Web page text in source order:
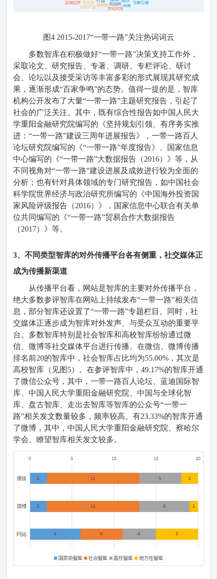
图4201 5-2017“一带一路”关注热词词云
多数智库在积极做好“一带一路”决策支持工作外，
采取论文 、研究报告 、专著 、调研、专栏评论、研讨
会 、论坛以及接受采访等丰富多彩的形式展现其研究成
果，逐渐形成“百家争鸣”的态势。值得一提的是， 智库
机构公开发布了大量“一带一路”主题研究报告， 引起了
社会的广泛关注。其中，既有综合性报告如中国 人民大
学重阳金融研究院编写的 《坚持规划引领、有序务实推
进：“一带一路”建设三周年进展报告》，一带一路百人
论坛研究院编写的《“一带一路”年度报告》、国家信息
中心编写的《“一带一路”大数据报告（2016） 》等，从
不同视角对“一带一路”建设进展及成效进行较为全面的
分析；也有针对具体领域的专门研究报告 ，如中国社会
科学院世界经济与政治研究所编写的《中国海外投资国
家风险评级报告（2016） 》，国家信息中心联合有关单
位共同编写的《“一带一路”贸易合作大数据报告
（2017） 》等。
3、不同类型智库的对外传播平台各有侧重 ，社交媒体正
成为传播新渠道
从传播平台看， 网站是智库的主要对外传播平台 ，
绝大多数参评智库在网站上持续发布“一带一路”相关信
息 ，部分智库还设置了“一带一路”专题栏目 。
同时，社
交媒体正逐步成为智库对外发声、与受众互动的重要平
台 。 多数智库特别是社会智库和高校智库纷纷通过微
信、微博等社交媒体平台进行传播。在微信、微博传播
排名前20的智库中，社会智库占比均为55.00% ，其次是
高校智库 （见图 5） 。在参评智库中，49.17%的智库开通
了微信公众号 ，其中，一带一路百人论坛、蓝迪国际智
库、 中国 人民大学重阳金融研究院
中国与全球化智
库、盘古智库、走出去智库等智库的公众号“一带一
路”相关发文数量较多，频率较高。有23.33%的智库开通
了微博，其中， 中国 人民大学重阳金融研究院、察哈尔
学会、瞭望智库相关发文较多。